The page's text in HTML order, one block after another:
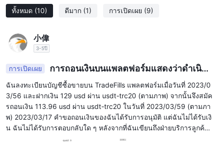
ในโลกของการเทรดฟอเร็กซ์โดยไม่ต้องกลัวว่าจะเสียเงิน
วิธีเปิดบัญชี？
เปิดบัญชีกับ TradeFills ง่ายและสะดวก โดยมีขั้นตอนง่ายๆ ไม่กี่ขั้น
1. คลิกที่ลิงค์ “เปิดบัญชีจริง” และกรอกแบบฟอร์มใบสมัคร
2. อัปโหลด ID รูปภาพและเอกสารหลักฐานแสดงที่อยู่ของคุณจาก
ภายในพอร์ทัลลูกค้าของคุณ ซึ่งจะได้รับการยืนยันโดยบัญชีการซื้อขาย
นี้
3. หลังจากการยืนยัน บัญชีของคุณได้รับการลงทะเบียนเรียบร้อยแล้ว
เติมเงินในบัญชีของคุณแล้วเริ่มซื้อขาย
ทั้งหมด (10) ดีมาก (1) การเปิดเผย (9)
小偉
3-5ปี
การเปิดเผย
การถอนเงินบนแพลตฟอร์มแสดงว่าดำเนิน
การแล้ว แต่ยังไม่ได้รับ
ฉันลงทะเบียนบัญชีซื้อขายบน TradeFills แพลตฟอร์มเมื่อวันที่ 2023/0
3/56 และฝากเงิน 129 usd ผ่าน usdt-trc20 (ตามภาพ) จากนั้นจึงสมัค
รถอนเงิน 113.96 usd ผ่าน usdt-trc20 ในวันที่ 2023/03/59 (ตามภา
พ) 2023/03/17 คำขอถอนเงินของฉันได้รับการอนุมัติ แต่ฉันไม่ได้รับเงิ
น ฉันไม่ได้รับการตอบกลับใด ๆ หลังจากที่ฉันเขียนถึงฝ่ายบริการลูกค้า
(ตามภาพที่แนบมา) ในวันที่ 24/03/2023 แพลตฟอร์มปิดพื้นหลังไคลเอ็